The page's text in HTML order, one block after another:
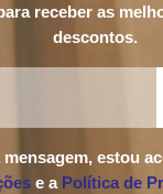
receber as
descontos.
estou
e a Política de